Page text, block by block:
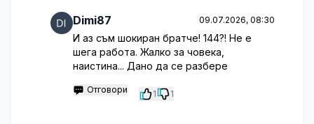
Dimi87 09.07.2026, 08:30
И аз съм шокиран братче! 144?! Не е
шега работа. Жалко за човека,
наистина... Дано да се разбере
Отговори 1 1